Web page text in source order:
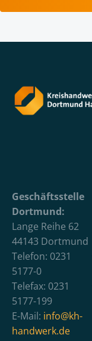
Geschäftsstelle
Dortmund:
Lange Reihe 62
44143 Dortmund
Telefon: 0231
5177-0
Telefax: 0231
5177-199
E-Mail: info@kh-
handwerk.de